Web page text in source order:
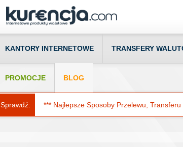
KANTORY INTERNETOWE TRANSFERY
PROMOCJE BLOG
Sprawdź: *** Najlepsze Sposoby Przelewu,